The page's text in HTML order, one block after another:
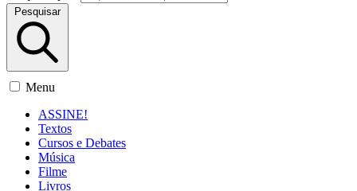
Pesquisar
Menu
ASSINE!
Textos
Cursos e Debates
Música
Filme
Livros